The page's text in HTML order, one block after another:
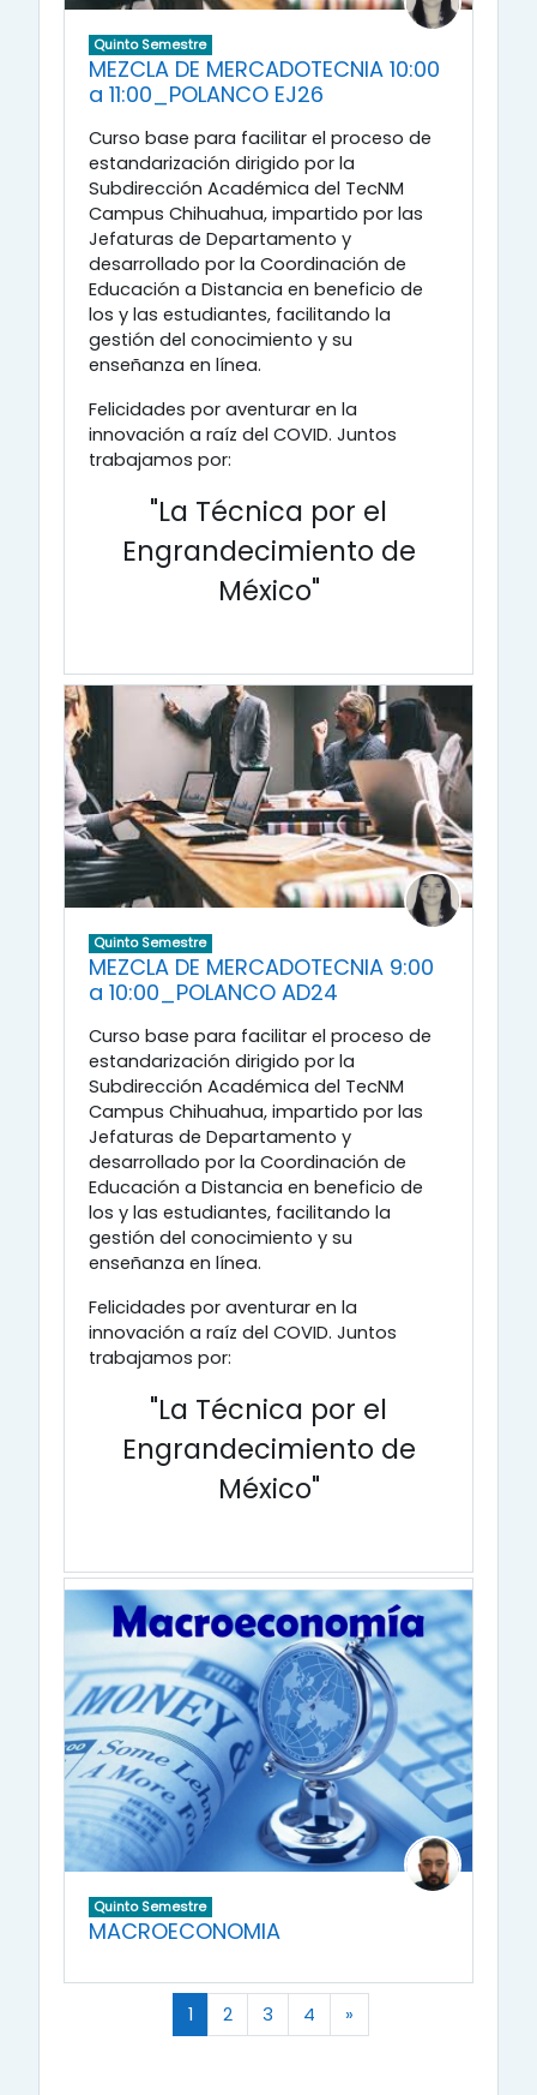
Quinto Semestre
MEZCLA DE MERCADOTECNIA 10:00
a 11:00_POLANCO EJ26
Curso base para facilitar el proceso de
estandarización dirigido por la
Subdirección Académica del TecNM
Campus Chihuahua, impartido por las
Jefaturas de Departamento y
desarrollado por la Coordinación de
Educación a Distancia en beneficio de
los y las estudiantes, facilitando la
gestión del conocimiento y su
enseñanza en línea.
Felicidades por aventurar en la
innovación a raíz del COVID. Juntos
trabajamos por:
"La Técnica por el
Engrandecimiento de
México"
Quinto Semestre
MEZCLA DE MERCADOTECNIA 9:00
a 10:00_POLANCO AD24
Curso base para facilitar el proceso de
estandarización dirigido por la
Subdirección Académica del TecNM
Campus Chihuahua, impartido por las
Jefaturas de Departamento y
desarrollado por la Coordinación de
Educación a Distancia en beneficio de
los y las estudiantes, facilitando la
gestión del conocimiento y su
enseñanza en línea.
Felicidades por aventurar en la
innovación a raíz del COVID. Juntos
trabajamos por:
"La Técnica por el
Engrandecimiento de
México"
Quinto Semestre
MACROECONOMIA
1(actual)
2 3 4 »Página siguiente